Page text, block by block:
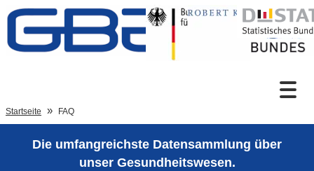
Zum Inhalt
Sprachumschaltung
Startseite FAQ
Die umfangreichste Datensammlung über
unser Gesundheitswesen.